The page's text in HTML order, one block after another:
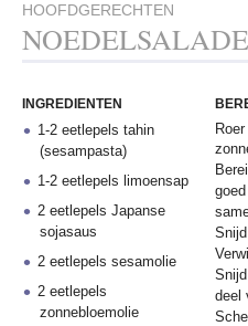
HOOFDGERECHTEN
INGREDIENTEN
1-2 eetlepels tahin
(sesampasta)
1-2 eetlepels limoensap
2 eetlepels Japanse
sojasaus
2 eetlepels sesamolie
2 eetlepels
zonnebloemolie
deel